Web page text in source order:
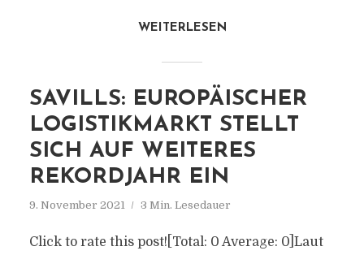
WEITERLESEN
SAVILLS: EUROPÄISCHER
LOGISTIKMARKT STELLT
SICH AUF WEITERES
REKORDJAHR EIN
9. November 2021 3 Min. Lesedauer
Click to rate this post![Total: 0 Average: 0]Laut